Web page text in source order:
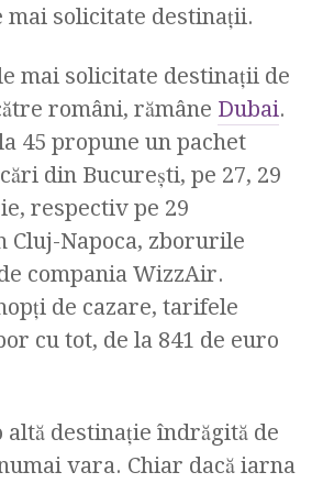
mai solicitate destinații.
mai solicitate destinații de
români, rămâne Dubai.
45 propune un pachet
din București, pe 27, 29
respectiv pe 29
Cluj-Napoca, zborurile
compania WizzAir.
de cazare, tarifele
cu tot, de la 841 de euro
altă destinație îndrăgită de
vara. Chiar dacă iarna